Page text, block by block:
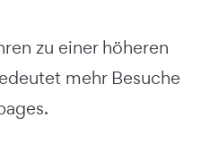
zu einer höheren
mehr Besuche